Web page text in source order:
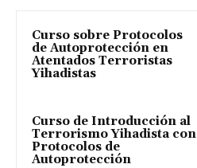
Curso sobre Protocolos
de Autoprotección en
Atentados Terroristas
Yihadistas
Curso de Introducción al
Terrorismo Yihadista con
Protocolos de
Autoprotección